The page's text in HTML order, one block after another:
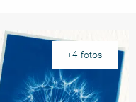
+4 fotos